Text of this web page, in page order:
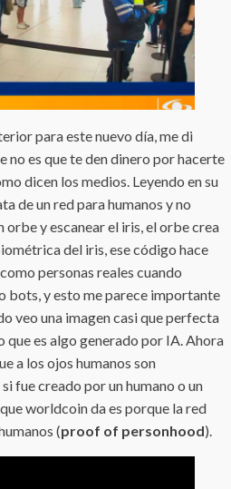
para este nuevo día, me di
no es que te den dinero por hacerte
dicen los medios. Leyendo en su
de un red para humanos y no
y escanear el iris, el orbe crea
del iris, ese código hace
personas reales cuando
bots, y esto me parece importante
veo una imagen casi que perfecta
que es algo generado por IA. Ahora
a los ojos humanos son
fue creado por un humano o un
worldcoin da es porque la red
(proof of personhood).